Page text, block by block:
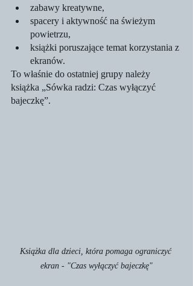
zabawy kreatywne,
spacery i aktywność na świeżym
powietrzu,
książki poruszające temat korzystania z
ekranów.
To właśnie do ostatniej grupy należy
książka „Sówka radzi: Czas wyłączyć
bajeczkę”.
Książka dla dzieci, która pomaga ograniczyć
ekran - "Czas wyłączyć bajeczkę"